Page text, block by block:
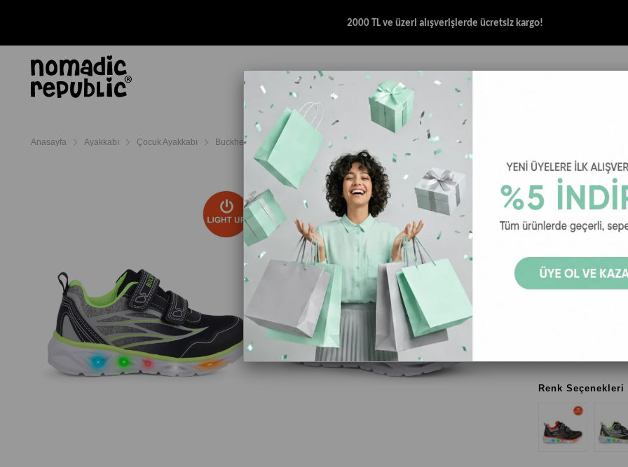
2000 TL ve üzeri alışverişlerde ücretsiz kargo!
AYAKKABI TERLİK & SANDALET AKSESUAR HALAT & İP SANDALET
Anasayfa Ayakkabı Çocuk Ayakkabı Buckhead Çocuk Ayakkabı Buckhead Maxim BUCK3026-BH056 Işıklı Çocuk Spor Ayakkabı - Lacivert /
Buckhead
Spor
Buckhead Maxim
Renk Seçenekleri